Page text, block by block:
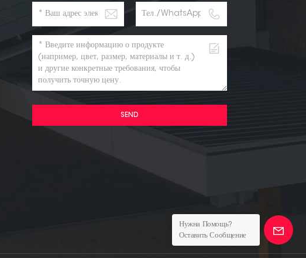
SEND
Нужна Помощь?
Оставить Сообщение